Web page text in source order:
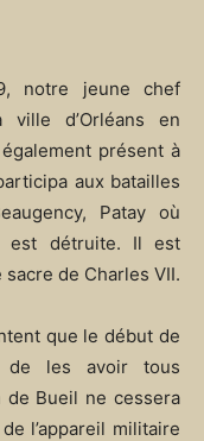
notre jeune chef
d’Orléans en
présent à
aux batailles
Patay où
est détruite. Il est
de Charles VII.
que le début de
les avoir tous
de Bueil ne cessera
l’appareil militaire